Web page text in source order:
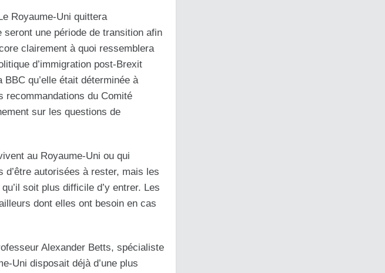
Royaume-Uni quittera
une période de transition afin
clairement à quoi ressemblera
d’immigration post-Brexit
qu’elle était déterminée à
du Comité
sur les questions de
au Royaume-Uni ou qui
autorisées à rester, mais les
soit plus difficile d’y entrer. Les
dont elles ont besoin en cas
Alexander Betts, spécialiste
Uni disposait déjà d’une plus